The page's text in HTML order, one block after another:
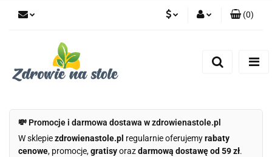
(0)
💸 Promocje i darmowa dostawa w zdrowienastole.pl
W sklepiezdrowienastole.pl regularnie oferujemyrabaty
cenowe, promocje,gratisyorazdarmową dostawę od 59 zł.